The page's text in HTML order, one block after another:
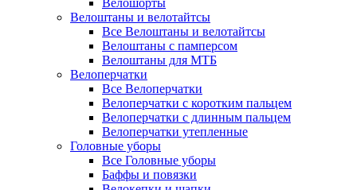
Велошорты
Велоштаны и велотайтсы
Все Велоштаны и велотайтсы
Велоштаны с памперсом
Велоштаны для МТБ
Велоперчатки
Все Велоперчатки
Велоперчатки с коротким пальцем
Велоперчатки с длинным пальцем
Велоперчатки утепленные
Головные уборы
Все Головные уборы
Баффы и повязки